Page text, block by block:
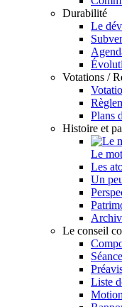
Durabilité
Le
Votations /
Plans
Histoire et
Le
Les
Un
Le conseil
Liste